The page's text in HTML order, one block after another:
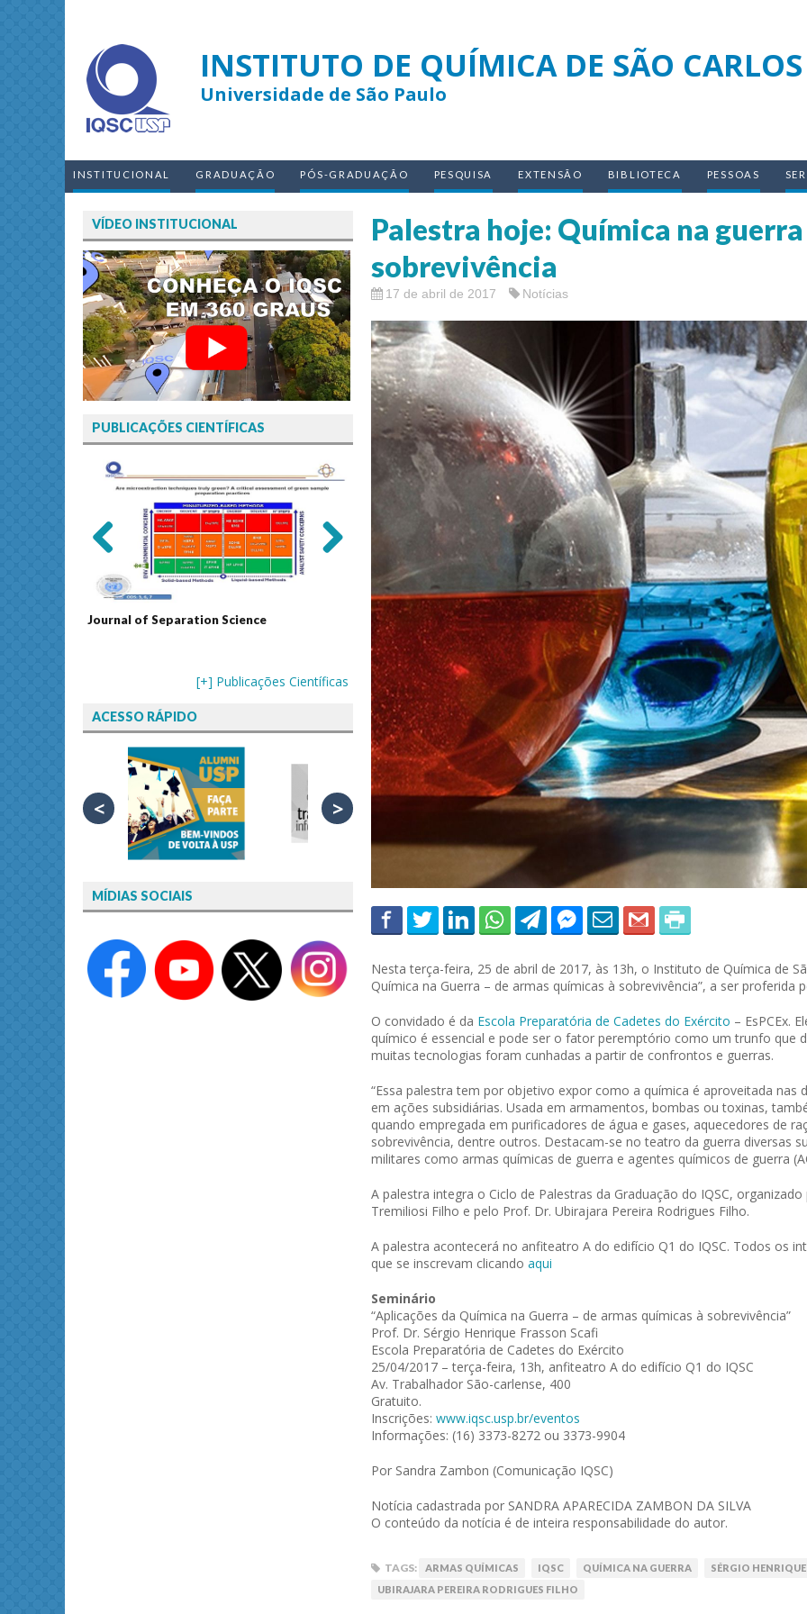
INSTITUTO DE QUÍMICA DE SÃO CARLOS
Universidade de São Paulo
INSTITUCIONAL GRADUAÇÃO PÓS-GRADUAÇÃO PESQUISA EXTENSÃO BIBLIOTECA PESSOAS
Palestra hoje: Química na guerra
sobrevivência
17 de abril de 2017 Notícias
Nesta terça-feira, 25 de abril de 2017, às 13h, o Instituto de Química de
Química na Guerra – de armas químicas à sobrevivência”, a ser proferida
O convidado é da Escola Preparatória de Cadetes do Exército – EsPCEx.
químico é essencial e pode ser o fator peremptório como um trunfo que
muitas tecnologias foram cunhadas a partir de confrontos e guerras.
“Essa palestra tem por objetivo expor como a química é aproveitada nas
em ações subsidiárias. Usada em armamentos, bombas ou toxinas,
quando empregada em purificadores de água e gases, aquecedores de
sobrevivência, dentre outros. Destacam-se no teatro da guerra diversas
militares como armas químicas de guerra e agentes químicos de guerra
A palestra integra o Ciclo de Palestras da Graduação do IQSC,
Tremiliosi Filho e pelo Prof. Dr. Ubirajara Pereira Rodrigues Filho.
A palestra acontecerá no anfiteatro A do edifício Q1 do IQSC. Todos os
que se inscrevam clicando aqui
Seminário
“Aplicações da Química na Guerra – de armas químicas à sobrevivência”
Prof. Dr. Sérgio Henrique Frasson Scafi
Escola Preparatória de Cadetes do Exército
25/04/2017 – terça-feira, 13h, anfiteatro A do edifício Q1 do IQSC
Av. Trabalhador São-carlense, 400
Gratuito.
Inscrições: www.iqsc.usp.br/eventos
Informações: (16) 3373-8272 ou 3373-9904
Por Sandra Zambon (Comunicação IQSC)
Notícia cadastrada por SANDRA APARECIDA ZAMBON DA SILVA
O conteúdo da notícia é de inteira responsabilidade do autor.
TAGS: ARMAS QUÍMICAS IQSC QUÍMICA NA GUERRA
SÉRGIO
UBIRAJARA PEREIRA RODRIGUES FILHO
VÍDEO INSTITUCIONAL
PUBLICAÇÕES CIENTÍFICAS
Journal of Separation Science
Sustainable Energy Technologies and
Assessments
Journal of Molecular Liquids
Previ
ous
[+] Publicações Científicas
ACESSO RÁPIDO
< >
MÍDIAS SOCIAIS